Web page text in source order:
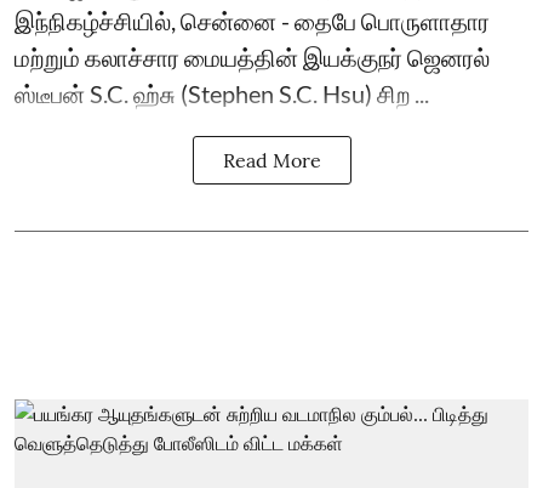
இந்நிகழ்ச்சியில், சென்னை - தைபே பொருளாதார
மற்றும் கலாச்சார மையத்தின் இயக்குநர் ஜெனரல்
ஸ்டீபன் S.C. ஹ்சு (Stephen S.C. Hsu) சிற ...
Read More